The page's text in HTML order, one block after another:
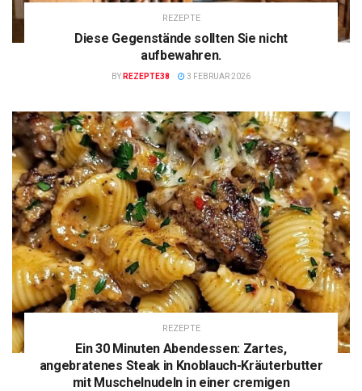
REZEPTE
Diese Gegenstände sollten Sie nicht
aufbewahren.
BY REZEPTE38 3 FEBRUAR 2026
REZEPTE
Ein 30 Minuten Abendessen: Zartes,
angebratenes Steak in Knoblauch-Kräuterbutter
mit Muschelnudeln in einer cremigen